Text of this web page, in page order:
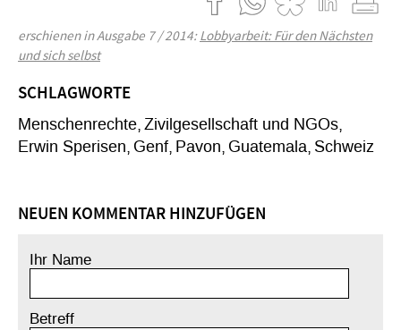
erschienen in Ausgabe 7 / 2014:Lobbyarbeit: Für den Nächsten
und sich selbst
SCHLAGWORTE
Menschenrechte Zivilgesellschaft und NGOs
Erwin Sperisen Genf Pavon Guatemala Schweiz
NEUEN KOMMENTAR HINZUFÜGEN
Ihr Name
Betreff